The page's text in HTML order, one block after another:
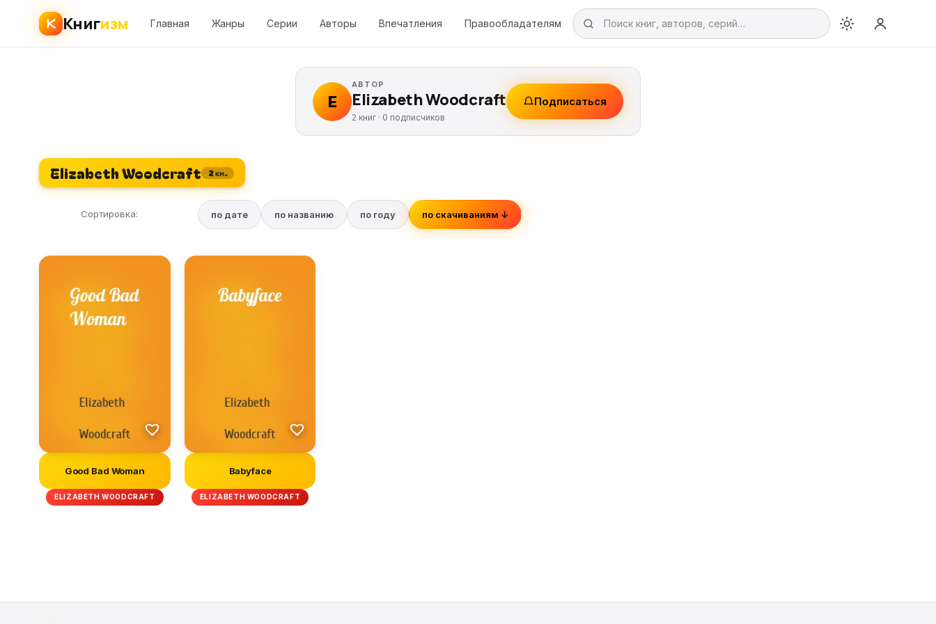
Книгизм Главная Жанры Серии Авторы Впечатления Правообладателям
E
АВТОР
Elizabeth Woodcraft
2 книг · 0 подписчиков
Подписаться
Elizabeth Woodcraft 2 кн.
Сортировка: по дате по названию по году по скачиваниям ↓
Good Bad Woman
ELIZABETH WOODCRAFT
Babyface
ELIZABETH WOODCRAFT